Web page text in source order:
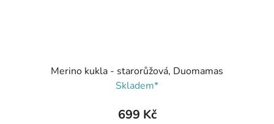
Merino kukla - starorůžová, Duomamas
Skladem*
699 Kč